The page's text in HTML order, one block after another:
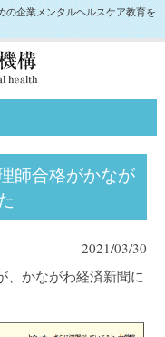
の企業メンタルヘルスケア教育を
師合格がかなが
2021/03/30
、かながわ経済新聞に